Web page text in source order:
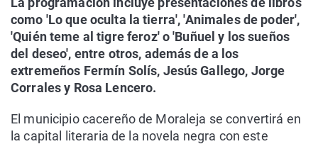
como 'Lo que oculta la tierra', 'Animales de poder',
'Quién teme al tigre feroz' o 'Buñuel y los sueños
del deseo', entre otros, además de a los
extremeños Fermín Solís, Jesús Gallego, Jorge
Corrales y Rosa Lencero.
El municipio cacereño de Moraleja se convertirá en
la capital literaria de la novela negra con este